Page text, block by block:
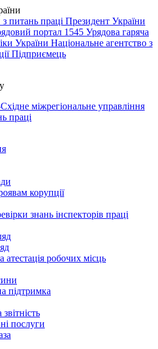
питань праці Президент України
портал 1545 Урядова гаряча
України Національне агентство з
Підприємець
міжрегіональне управління
праці
корупції
знань інспекторів праці
атестація робочих місць
підтримка
послуги